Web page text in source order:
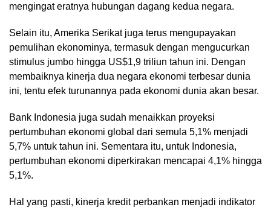
mengingat eratnya hubungan dagang kedua negara.
Selain itu, Amerika Serikat juga terus mengupayakan
pemulihan ekonominya, termasuk dengan mengucurkan
stimulus jumbo hingga US$1,9 triliun tahun ini. Dengan
membaiknya kinerja dua negara ekonomi terbesar dunia
ini, tentu efek turunannya pada ekonomi dunia akan besar.
Bank Indonesia juga sudah menaikkan proyeksi
pertumbuhan ekonomi global dari semula 5,1% menjadi
5,7% untuk tahun ini. Sementara itu, untuk Indonesia,
pertumbuhan ekonomi diperkirakan mencapai 4,1% hingga
5,1%.
Hal yang pasti, kinerja kredit perbankan menjadi indikator